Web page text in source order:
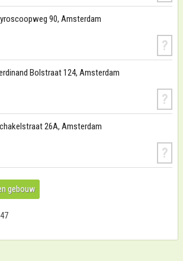
90, Amsterdam
?
Bolstraat 124, Amsterdam
?
26A, Amsterdam
?
gebouw
47